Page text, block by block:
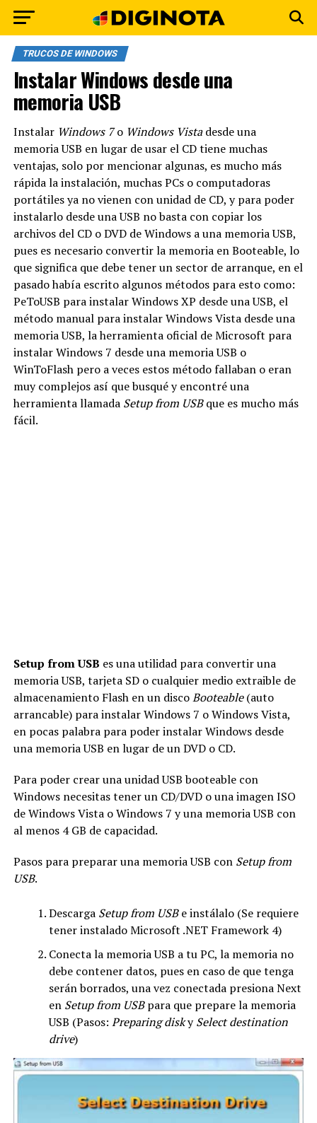
TRUCOS DE WINDOWS
Instalar Windows desde una
memoria USB
Instalar Windows 7o Windows Vistadesde una
memoria USB en lugar de usar el CD tiene muchas
ventajas, solo por mencionar algunas, es mucho más
rápida lainstalación, muchas PCs o computadoras
portátiles ya no vienen con unidad de CD, y para poder
instalarlo desde una USB no basta con copiar los
archivos del CD o DVD de Windows a una memoria USB,
pues es necesario convertir la memoria en Booteable, lo
que significa que debe tener un sector de arranque, en el
pasado había escrito algunos métodos para esto como:
PeToUSB para instalar Windows XP desde una USB, el
método manual para instalar Windows Vista desde una
memoria USB, la herramienta oficial de Microsoft para
instalar Windows 7 desde una memoria USB o
WinToFlash pero a veces estos método fallaban o eran
muy complejos así que busqué y encontré una
herramienta llamada Setup from USBque es mucho más
fácil.
Setup from USB es una utilidad para convertir una
memoria USB, tarjeta SD o cualquier medio extraible de
almacenamiento Flash en un discoBooteable(auto
arrancable) para instalar Windows 7 o Windows Vista,
en pocas palabra para poder instalar Windows desde
una memoria USB en lugar de un DVD o CD.
Para poder crear una unidad USB booteable con
Windows necesitas tener un CD/DVD o una imagen ISO
de Windows Vista o Windows 7 y una memoria USB con
al menos 4 GB de capacidad.
Pasos para preparar una memoria USB con Setup from
USB.
Descarga Setup from USBe instálalo (Se requiere
tener instalado Microsoft .NET Framework 4)
Conecta la memoria USB a tu PC, la memoria no
debe contener datos, pues en caso de que tenga
serán borrados, una vez conectada presiona Next
en Setup from USBpara que prepare la memoria
USB (Pasos: Preparing diskySelect destination
drive)